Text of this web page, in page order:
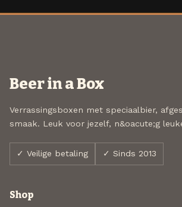
Beer in a Box
Verrassingsboxen met speciaalbier,
smaak. Leuk voor jezelf, n&oacute;g
✓ Veilige betaling ✓ Sinds 2013
Shop